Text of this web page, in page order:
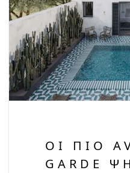
ΟΙ ΠΙΟ
GARDE